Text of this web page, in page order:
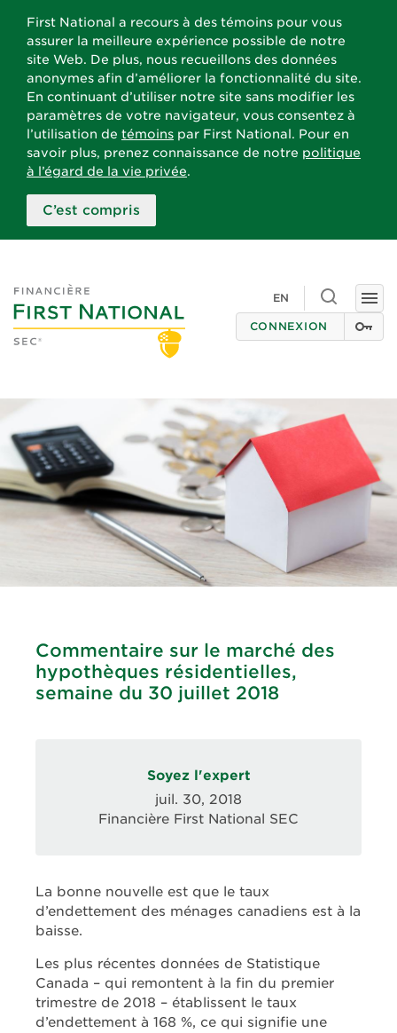
First National a recours à des témoins pour vous
assurer la meilleure expérience possible de notre
site Web. De plus, nous recueillons des données
anonymes afin d’améliorer la fonctionnalité du site.
En continuant d’utiliser notre site sans modifier les
paramètres de votre navigateur, vous consentez à
l’utilisation de témoins par First National. Pour en
savoir plus, prenez connaissance de notre politique
à l’égard de la vie privée.
C’est compris
EN
Toggle
search
CONNEXION
Commentaire sur le marché des
hypothèques résidentielles,
semaine du 30 juillet 2018
Soyez l'expert
juil. 30, 2018
Financière First National SEC
La bonne nouvelle est que le taux
d’endettement des ménages canadiens est à la
baisse.
Les plus récentes données de Statistique
Canada – qui remontent à la fin du premier
trimestre de 2018 – établissent le taux
d’endettement à 168 %, ce qui signifie une